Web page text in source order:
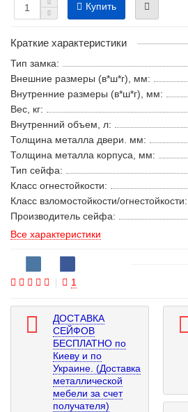
Купить
Краткие характеристики
Тип замка:
Внешние размеры (в*ш*г), мм:
Внутренние размеры (в*ш*г), мм:
Вес, кг:
Внутренний объем, л:
Толщина металла двери. мм:
Толщина металла корпуса, мм:
Тип сейфа:
Класс огнестойкости:
Класс взломостойкости/огнестойкости:
Производитель сейфа:
Все характеристики
1
ДОСТАВКА
СЕЙФОВ
БЕСПЛАТНО по
Киеву и по
Украине. (Доставка
металлической
мебели за счет
получателя)